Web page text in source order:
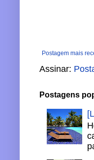
Postagem mais
Assinar:
Postagens